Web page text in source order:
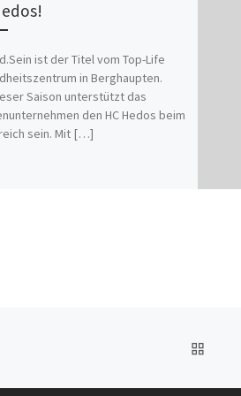
ist der Titel vom Top-Life
in Berghaupten.
Saison unterstützt das
den HC Hedos beim
sein. Mit […]